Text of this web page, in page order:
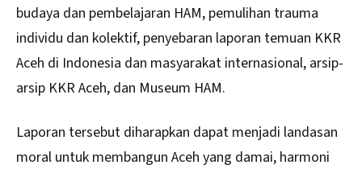
budaya dan pembelajaran HAM, pemulihan trauma
individu dan kolektif, penyebaran laporan temuan KKR
Aceh di Indonesia dan masyarakat internasional, arsip-
arsip KKR Aceh, dan Museum HAM.
Laporan tersebut diharapkan dapat menjadi landasan
moral untuk membangun Aceh yang damai, harmoni